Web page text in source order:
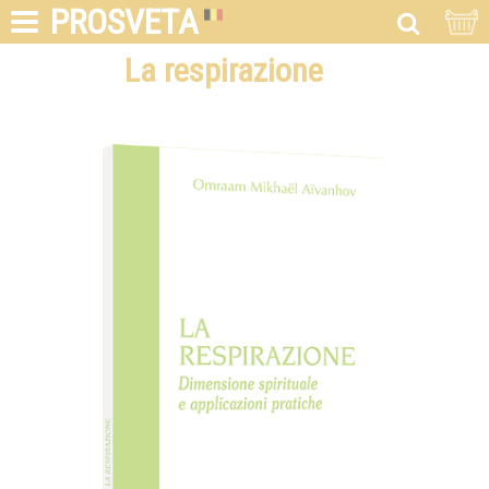
PROSVETA
La respirazione